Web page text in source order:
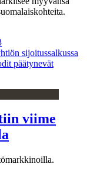
sijoitussalkussa
päätynevät
viime